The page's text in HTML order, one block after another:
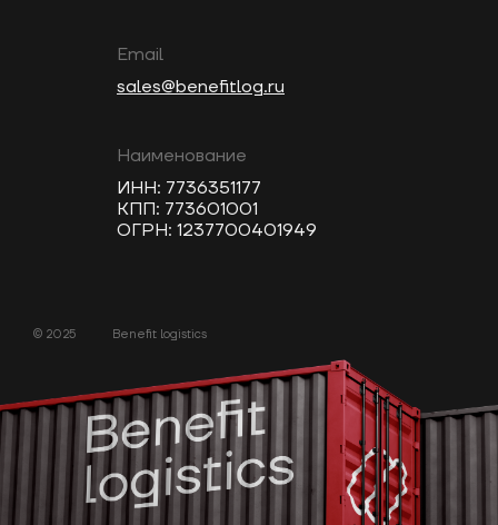
Email
sales@benefitlog.ru
Наименование
ИНН: 7736351177
КПП: 773601001
ОГРН: 1237700401949
© 2025 Benefit logistics